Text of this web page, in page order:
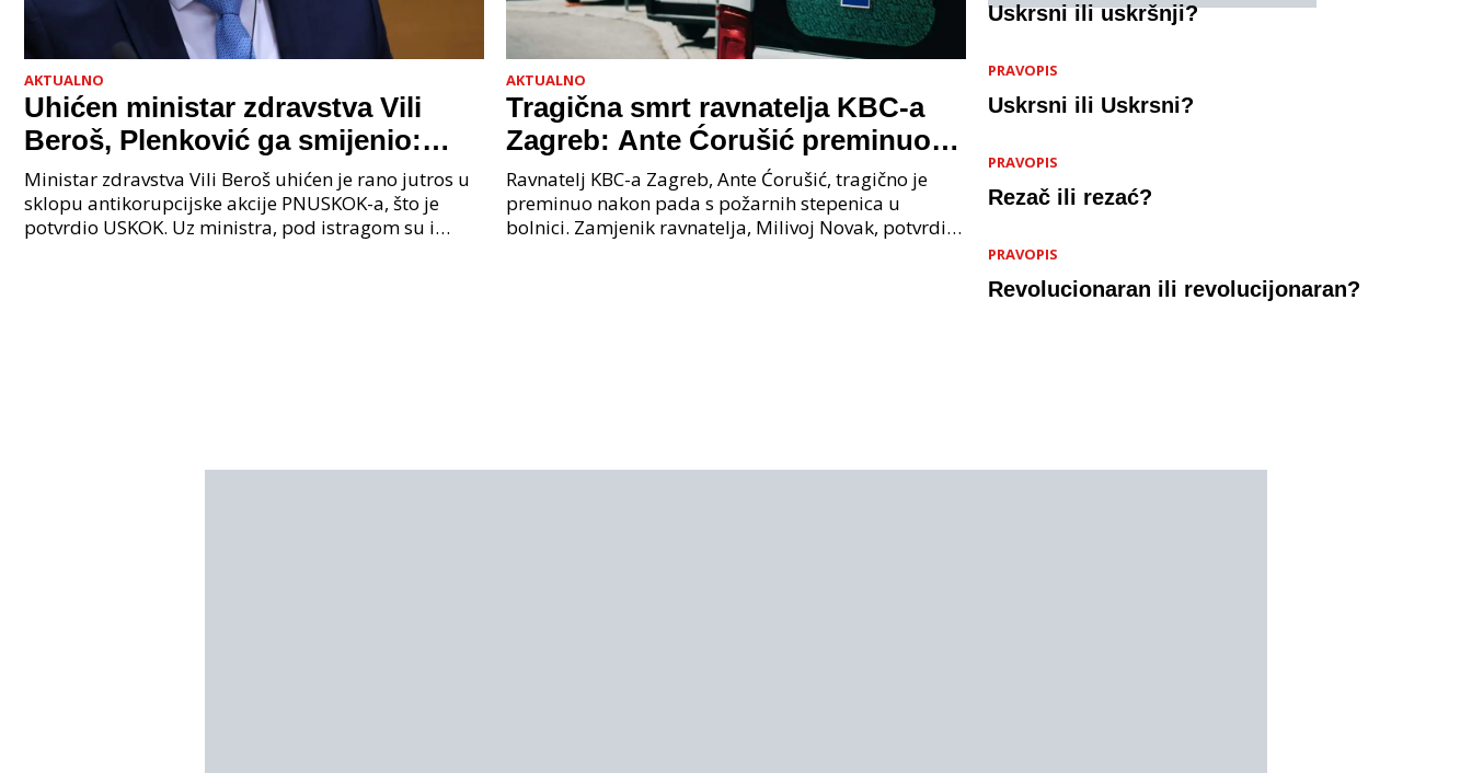
AKTUALNO
Uhićen ministar zdravstva Vili
Beroš, Plenković ga smijenio:
Istraga USKOK-a zbog korupcije
Ministar zdravstva Vili Beroš uhićen je rano jutros u
sklopu antikorupcijske akcije PNUSKOK-a, što je
potvrdio USKOK. Uz ministra, pod istragom su i
AKTUALNO
Tragična smrt ravnatelja KBC-a
Zagreb: Ante Ćorušić preminuo
nakon pada u bolnici, policija na
mjestu događaja
Ravnatelj KBC-a Zagreb, Ante Ćorušić, tragično je
preminuo nakon pada s požarnih stepenica u
bolnici. Zamjenik ravnatelja, Milivoj Novak, potvrdio
Uskrsni ili uskršnji?
PRAVOPIS
Uskrsni ili Uskrsni?
PRAVOPIS
Rezač ili rezać?
PRAVOPIS
Revolucionaran ili revolucijonaran?